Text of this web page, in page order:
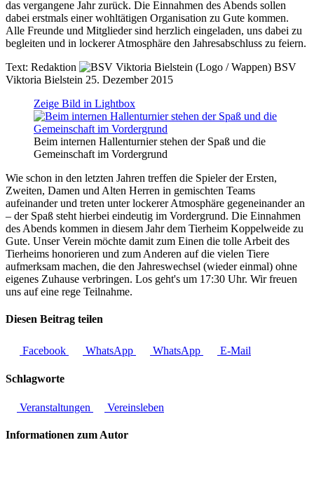
das vergangene Jahr zurück. Die Einnahmen des Abends sollen
dabei erstmals einer wohltätigen Organisation zu Gute kommen.
Alle Freunde und Mitglieder sind herzlich eingeladen, uns dabei zu
begleiten und in lockerer Atmosphäre den Jahresabschluss zu feiern.
Text: Redaktion
BSV
Viktoria Bielstein 25. Dezember 2015
Zeige Bild in Lightbox
Beim internen Hallenturnier stehen der Spaß und die
Gemeinschaft im Vordergrund
Wie schon in den letzten Jahren treffen die Spieler der Ersten,
Zweiten, Damen und Alten Herren in gemischten Teams
aufeinander und treten unter lockerer Atmosphäre gegeneinander an
– der Spaß steht hierbei eindeutig im Vordergrund. Die Einnahmen
des Abends kommen in diesem Jahr dem Tierheim Koppelweide zu
Gute. Unser Verein möchte damit zum Einen die tolle Arbeit des
Tierheims honorieren und zum Anderen auf die vielen Tiere
aufmerksam machen, die den Jahreswechsel (wieder einmal) ohne
eigenes Zuhause verbringen. Los geht's um 17:30 Uhr. Wir freuen
uns auf eine rege Teilnahme.
Diesen Beitrag teilen
Facebook WhatsApp WhatsApp E-Mail
Schlagworte
Veranstaltungen Vereinsleben
Informationen zum Autor